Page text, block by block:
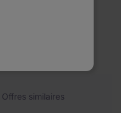
Offres similaires